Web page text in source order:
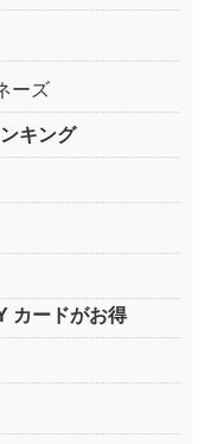
ーズ
キング
カードがお得